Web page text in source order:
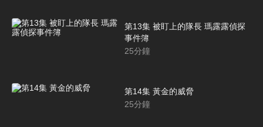
第13集 被盯上的隊長 瑪露露偵探
事件簿
25分鐘
第14集 黃金的威脅
25分鐘